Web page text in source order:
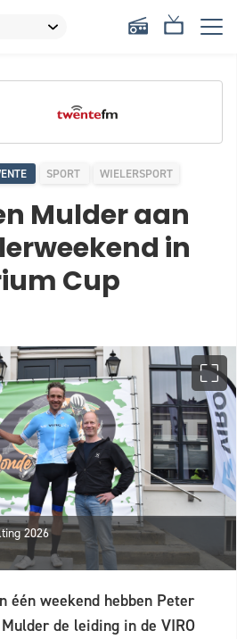
SPORT WIELERSPORT
Mulder aan
in
Cup
2026
één weekend hebben Peter
de leiding in de VIRO